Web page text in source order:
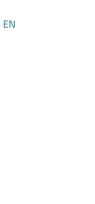
EN